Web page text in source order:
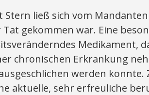
Stern ließ sich vom
Tat gekommen war. Eine
Medikament,
chronischen Erkrankung
werden konnte.
aktuelle, sehr erfreuliche